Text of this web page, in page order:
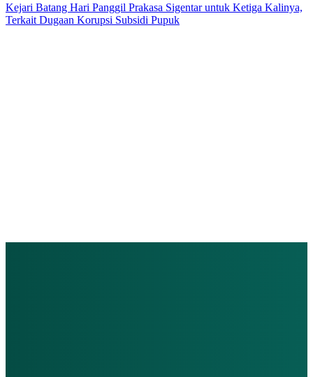
Kejari Batang Hari Panggil Prakasa Sigentar untuk Ketiga Kalinya,
Terkait Dugaan Korupsi Subsidi Pupuk